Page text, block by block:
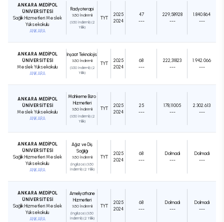
ANKARA MEDİPOL
ÜNİVERSİTESİ
Sağlık Hizmetleri Meslek
Yüksekokulu
ANKARA
Radyoterapi
%50 İndirimli
(%50 İndirimli) (2
Yıllık)
TYT
2025
2024
47
---
229,58928
---
1.840.864
---
ANKARA MEDİPOL
ÜNİVERSİTESİ
Meslek Yüksekokulu
ANKARA
İnşaat Teknolojisi
%50 İndirimli
(%50 İndirimli) (2
Yıllık)
TYT
2025
2024
68
---
222,31823
---
1.942.066
---
ANKARA MEDİPOL
ÜNİVERSİTESİ
Meslek Yüksekokulu
ANKARA
Mahkeme Büro
Hizmetleri
%50 İndirimli
(%50 İndirimli) (2
Yıllık)
TYT
2025
2024
25
---
178,11005
---
2.302.613
---
ANKARA MEDİPOL
ÜNİVERSİTESİ
Sağlık Hizmetleri Meslek
Yüksekokulu
ANKARA
Ağız ve Diş
Sağlığı
%50 İndirimli
(İngilizce) (%50
İndirimli) (2 Yıllık)
TYT
2025
2024
68
---
Dolmadı
---
Dolmadı
---
ANKARA MEDİPOL
ÜNİVERSİTESİ
Sağlık Hizmetleri Meslek
Yüksekokulu
ANKARA
Ameliyathane
Hizmetleri
%50 İndirimli
(İngilizce) (%50
İndirimli) (2 Yıllık)
TYT
2025
2024
68
---
Dolmadı
---
Dolmadı
---